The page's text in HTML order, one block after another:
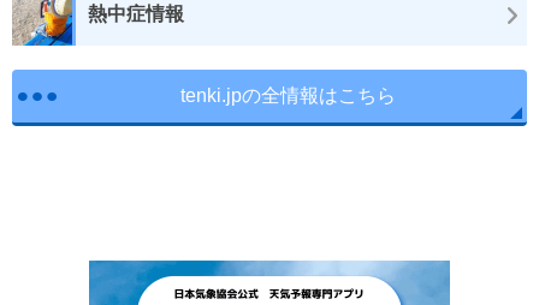
熱中症情報
tenki.jpの全情報はこちら